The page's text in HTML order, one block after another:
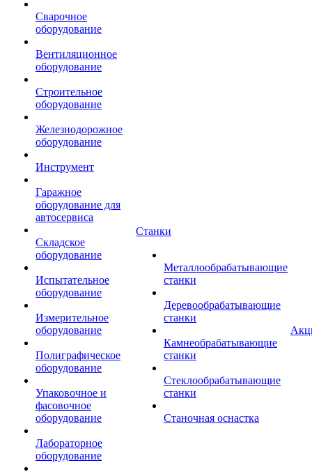
Сварочное
оборудование
Вентиляционное
оборудование
Строительное
оборудование
Железнодорожное
оборудование
Инструмент
Гаражное
оборудование для
автосервиса
Складское
оборудование
Испытательное
оборудование
Измерительное
оборудование
Полиграфическое
оборудование
Упаковочное и
фасовочное
оборудование
Лабораторное
оборудование
Станки
Металлообрабатывающие
станки
Деревообрабатывающие
станки
Камнеобрабатывающие
станки
Стеклообрабатывающие
станки
Станочная оснастка